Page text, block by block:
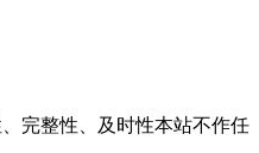
完整性、及时性本站不作任